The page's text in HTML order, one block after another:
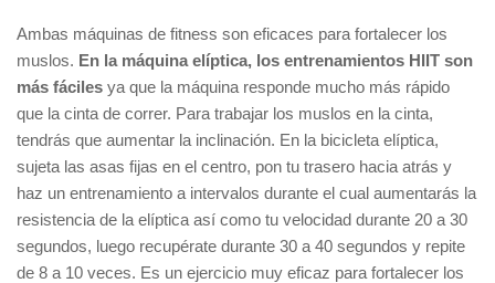
Ambas máquinas de fitness son eficaces para fortalecer los
muslos. En la máquina elíptica, los entrenamientos HIIT son
más fáciles ya que la máquina responde mucho más rápido
que la cinta de correr. Para trabajar los muslos en la cinta,
tendrás que aumentar la inclinación. En la bicicleta elíptica,
sujeta las asas fijas en el centro, pon tu trasero hacia atrás y
haz un entrenamiento a intervalos durante el cual aumentarás la
resistencia de la elíptica así como tu velocidad durante 20 a 30
segundos, luego recupérate durante 30 a 40 segundos y repite
de 8 a 10 veces. Es un ejercicio muy eficaz para fortalecer los